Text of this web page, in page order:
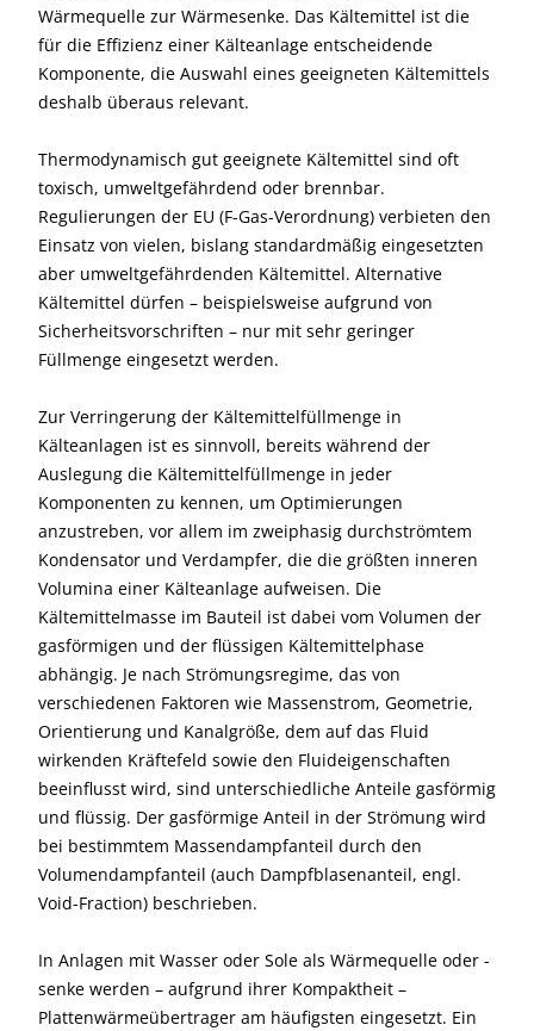
Wärmequelle zur Wärmesenke. Das Kältemittel ist die
für die Effizienz einer Kälteanlage entscheidende
Komponente, die Auswahl eines geeigneten Kältemittels
deshalb überaus relevant.
Thermodynamisch gut geeignete Kältemittel sind oft
toxisch, umweltgefährdend oder brennbar.
Regulierungen der EU (F-Gas-Verordnung) verbieten den
Einsatz von vielen, bislang standardmäßig eingesetzten
aber umweltgefährdenden Kältemittel. Alternative
Kältemittel dürfen – beispielsweise aufgrund von
Sicherheitsvorschriften – nur mit sehr geringer
Füllmenge eingesetzt werden.
Zur Verringerung der Kältemittelfüllmenge in
Kälteanlagen ist es sinnvoll, bereits während der
Auslegung die Kältemittelfüllmenge in jeder
Komponenten zu kennen, um Optimierungen
anzustreben, vor allem im zweiphasig durchströmtem
Kondensator und Verdampfer, die die größten inneren
Volumina einer Kälteanlage aufweisen. Die
Kältemittelmasse im Bauteil ist dabei vom Volumen der
gasförmigen und der flüssigen Kältemittelphase
abhängig. Je nach Strömungsregime, das von
verschiedenen Faktoren wie Massenstrom, Geometrie,
Orientierung und Kanalgröße, dem auf das Fluid
wirkenden Kräftefeld sowie den Fluideigenschaften
beeinflusst wird, sind unterschiedliche Anteile gasförmig
und flüssig. Der gasförmige Anteil in der Strömung wird
bei bestimmtem Massendampfanteil durch den
Volumendampfanteil (auch Dampfblasenanteil, engl.
Void-Fraction) beschrieben.
In Anlagen mit Wasser oder Sole als Wärmequelle oder -
senke werden – aufgrund ihrer Kompaktheit –
Plattenwärmeübertrager am häufigsten eingesetzt. Ein